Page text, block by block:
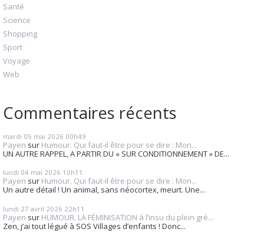
Santé
Science
Shopping
Sport
Voyage
Web
Commentaires récents
mardi 05 mai 2026 00h49
Payen sur Humour. Qui faut-il être pour se dire : Mon...
UN AUTRE RAPPEL, A PARTIR DU « SUR CONDITIONNEMENT » DE...
lundi 04 mai 2026 10h11
Payen sur Humour. Qui faut-il être pour se dire : Mon...
Un autre détail ! Un animal, sans néocortex, meurt. Une...
lundi 27 avril 2026 22h11
Payen sur HUMOUR. LA FÉMINISATION à l’insu du plein gré...
Zen, j’ai tout légué à SOS Villages d’enfants ! Donc...